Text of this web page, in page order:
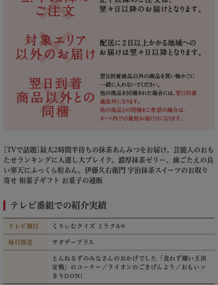
[TVで話題]最大2時間半待ちの抹茶あんみつをお届け。芸能人のおも
たせランキングに入選し大ブレイク。濃厚抹茶ゼリー 、歯ごたえの良
い寒天にふっくら粒あん。伊藤久右衛門 宇治抹茶スイーツのお取り
寄せ 和菓子ギフト お菓子の通販
テレビ番組での紹介実績
テレビ朝日 くりぃむクイズ ミラクル9
毎日放送 サタデープラス
とんねるずのみなさんのおかげでした「食わず嫌い王決
定戦」のコーナー／ライオンのごきげんよう／おもいッ
きりDON!